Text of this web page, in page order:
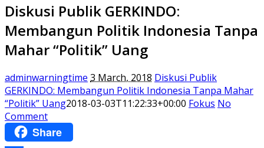
Diskusi Publik GERKINDO:
Membangun Politik Indonesia Tanpa
Mahar “Politik” Uang
adminwarningtime 3 March, 2018 Diskusi Publik
GERKINDO: Membangun Politik Indonesia Tanpa Mahar
“Politik” Uang2018-03-03T11:22:33+00:00 Fokus No
Comment
Share